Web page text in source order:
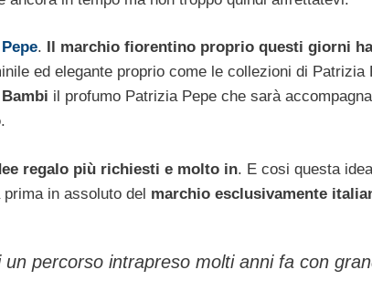
. Il marchio fiorentino proprio questi giorni ha
ed elegante proprio come le collezioni di Patrizia
il profumo Patrizia Pepe che sarà
.
regalo più richiesti e molto in. E cosi questa
in assoluto del marchio esclusivamente
percorso intrapreso molti anni fa con